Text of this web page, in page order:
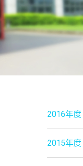
2016年度
2015年度